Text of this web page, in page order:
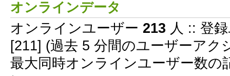
オンラインデータ
オンラインユーザー 213 人 :: 登
[211] (過去 5 分間のユーザーア
最大同時オンラインユーザー数の